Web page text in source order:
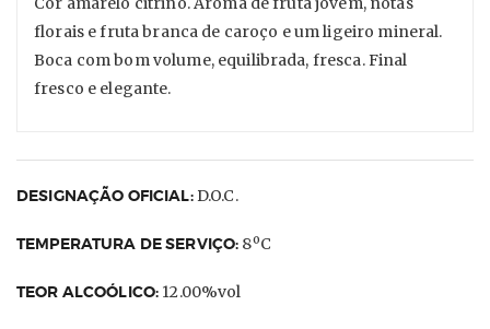
florais e fruta branca de caroço e um ligeiro mineral.
Boca com bom volume, equilibrada, fresca. Final
fresco e elegante.
DESIGNAÇÃO OFICIAL:D.O.C.
TEMPERATURA DE SERVIÇO: 8ºC
TEOR ALCOÓLICO: 12.00%vol